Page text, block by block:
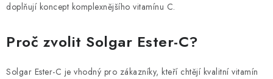
doplňují koncept komplexnějšího vitamínu C.
Proč zvolit Solgar Ester-C?
Solgar Ester-C je vhodný pro zákazníky, kteří chtějí kvalitní vitamín